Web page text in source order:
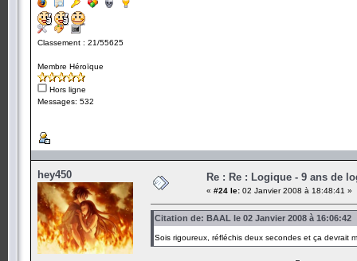
Classement : 21/55625
Membre Héroïque
Hors ligne
Messages: 532
hey450 Re : Re : Logique - 9 ans de
« #24 le: 02 Janvier 2008 à 18:48:41 »
Citation de: BAAL le 02 Janvier 2008 à 16:06:42
Sois rigoureux, réfléchis deux secondes et ça devrait